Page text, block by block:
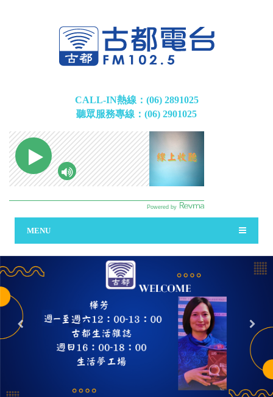
CALL-IN熱線：(06) 2891025
聽眾服務專線：(06) 2901025
MENU